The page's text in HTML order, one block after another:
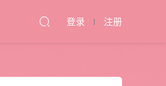
登录 注册